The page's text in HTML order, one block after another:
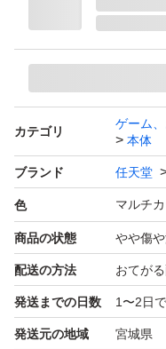
カテゴリ
ゲーム
本体
ブランド 任天堂
色 マルチ
商品の状態 やや傷
配送の方法 おてが
発送までの日数 1〜2日
発送元の地域 宮城県